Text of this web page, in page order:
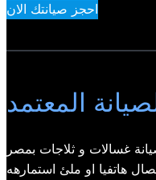
احجز صيانتك الان
المعتمد
غسالات و ثلاجات بمصر
هاتفيا او ملئ استمارهه